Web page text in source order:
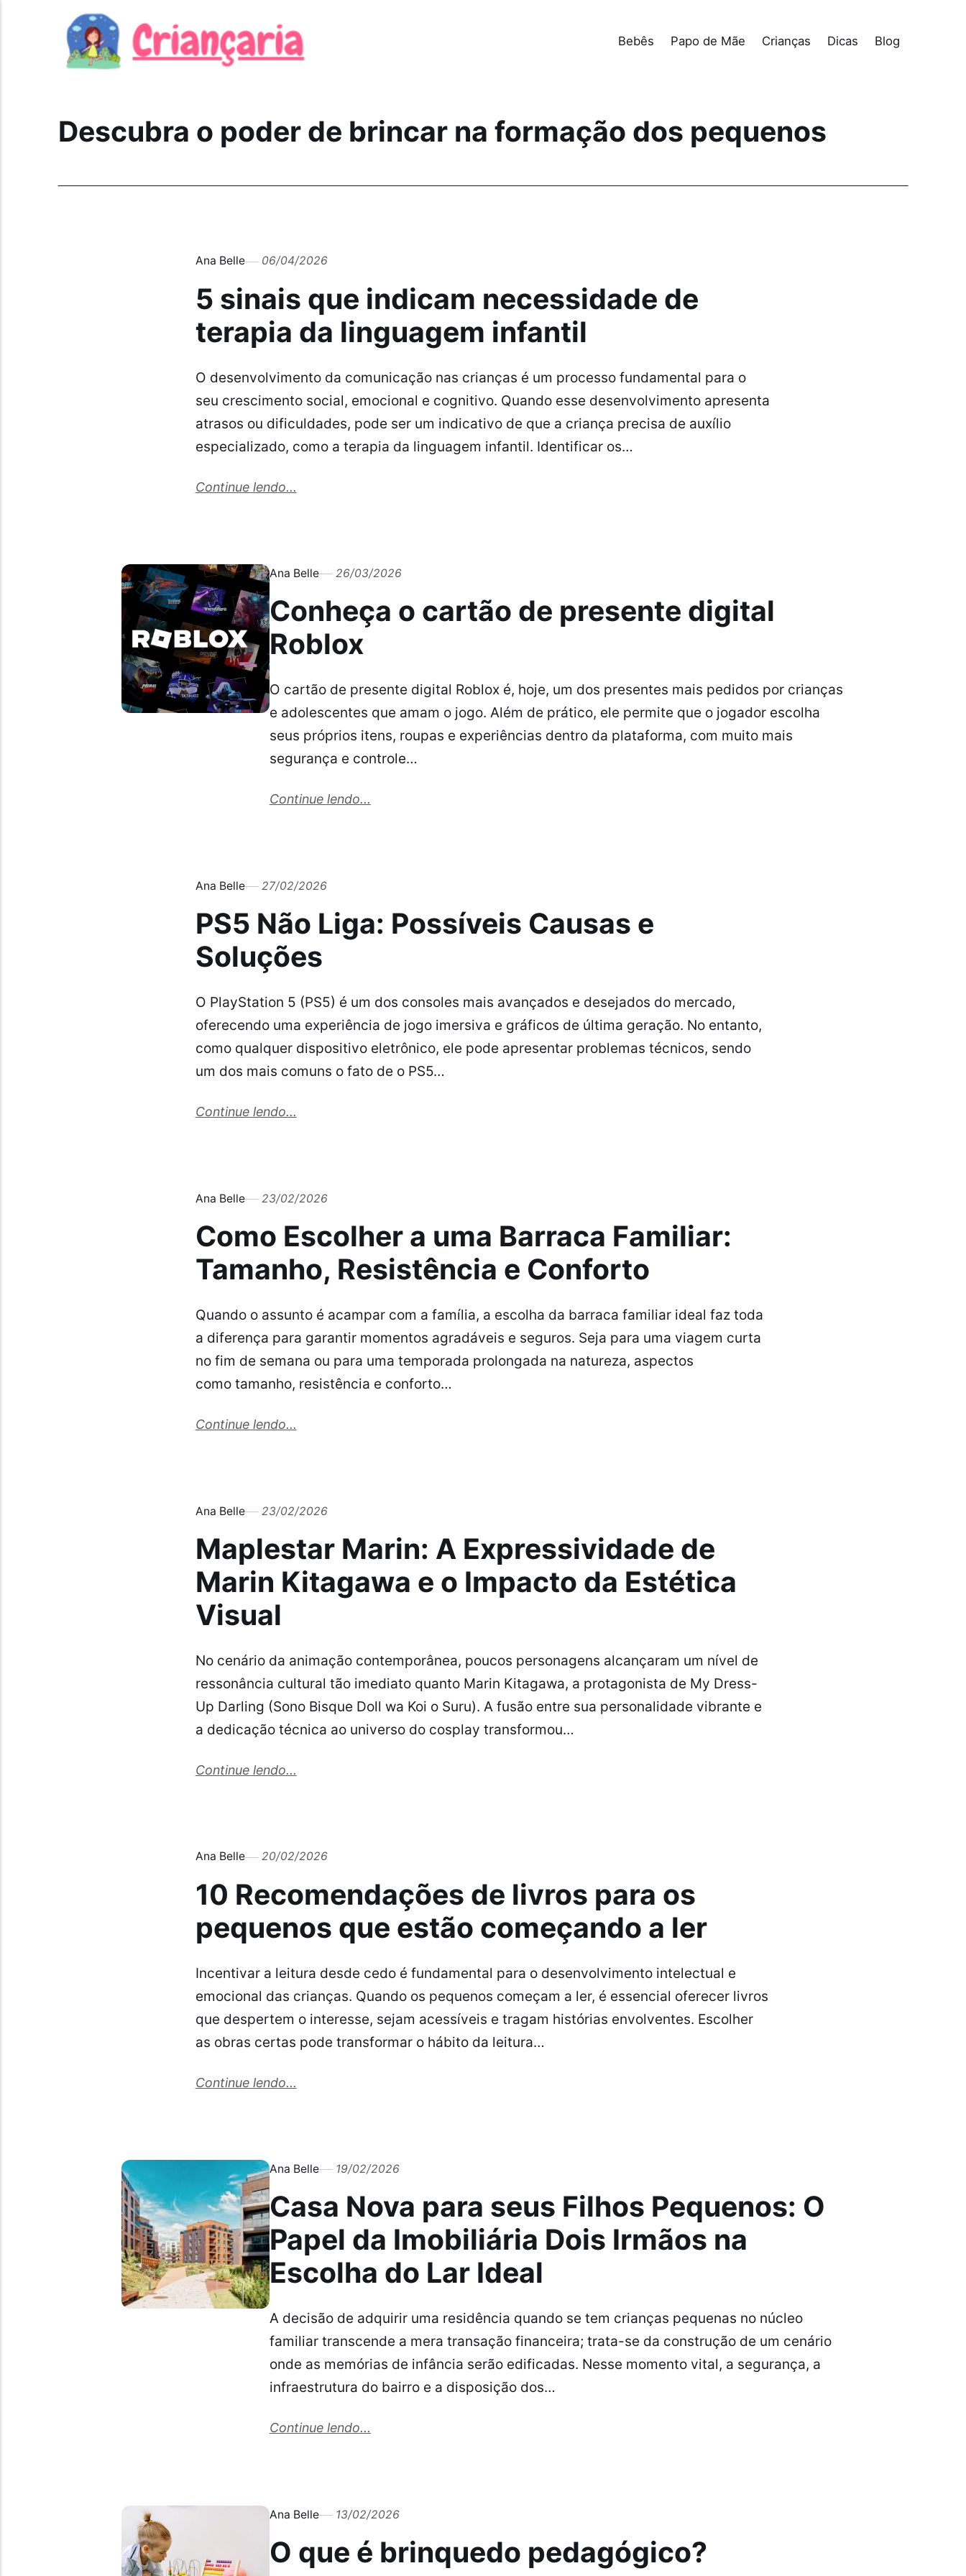
Bebês Papo de Mãe Crianças Dicas Blog
Descubra o poder de brincar na formação dos pequenos
Ana Belle 06/04/2026
5 sinais que indicam necessidade de
terapia da linguagem infantil
O desenvolvimento da comunicação nas crianças é um processo fundamental para o
seu crescimento social, emocional e cognitivo. Quando esse desenvolvimento apresenta
atrasos ou dificuldades, pode ser um indicativo de que a criança precisa de auxílio
especializado, como a terapia da linguagem infantil. Identificar os…
Continue lendo...
Ana Belle 26/03/2026
Conheça o cartão de presente digital
Roblox
O cartão de presente digital Roblox é, hoje, um dos presentes mais pedidos por crianças
e adolescentes que amam o jogo. Além de prático, ele permite que o jogador escolha
seus próprios itens, roupas e experiências dentro da plataforma, com muito mais
segurança e controle…
Continue lendo...
Ana Belle 27/02/2026
PS5 Não Liga: Possíveis Causas e
Soluções
O PlayStation 5 (PS5) é um dos consoles mais avançados e desejados do mercado,
oferecendo uma experiência de jogo imersiva e gráficos de última geração. No entanto,
como qualquer dispositivo eletrônico, ele pode apresentar problemas técnicos, sendo
um dos mais comuns o fato de o PS5…
Continue lendo...
Ana Belle 23/02/2026
Como Escolher a uma Barraca Familiar:
Tamanho, Resistência e Conforto
Quando o assunto é acampar com a família, a escolha da barraca familiar ideal faz toda
a diferença para garantir momentos agradáveis e seguros. Seja para uma viagem curta
no fim de semana ou para uma temporada prolongada na natureza, aspectos
como tamanho, resistência e conforto…
Continue lendo...
Ana Belle 23/02/2026
Maplestar Marin: A Expressividade de
Marin Kitagawa e o Impacto da Estética
Visual
No cenário da animação contemporânea, poucos personagens alcançaram um nível de
ressonância cultural tão imediato quanto Marin Kitagawa, a protagonista de My Dress-
Up Darling (Sono Bisque Doll wa Koi o Suru). A fusão entre sua personalidade vibrante e
a dedicação técnica ao universo do cosplay transformou…
Continue lendo...
Ana Belle 20/02/2026
10 Recomendações de livros para os
pequenos que estão começando a ler
Incentivar a leitura desde cedo é fundamental para o desenvolvimento intelectual e
emocional das crianças. Quando os pequenos começam a ler, é essencial oferecer livros
que despertem o interesse, sejam acessíveis e tragam histórias envolventes. Escolher
as obras certas pode transformar o hábito da leitura…
Continue lendo...
Ana Belle 19/02/2026
Casa Nova para seus Filhos Pequenos: O
Papel da Imobiliária Dois Irmãos na
Escolha do Lar Ideal
A decisão de adquirir uma residência quando se tem crianças pequenas no núcleo
familiar transcende a mera transação financeira; trata-se da construção de um cenário
onde as memórias de infância serão edificadas. Nesse momento vital, a segurança, a
infraestrutura do bairro e a disposição dos…
Continue lendo...
Ana Belle 13/02/2026
O que é brinquedo pedagógico?